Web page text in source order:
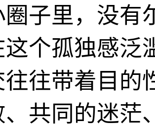
圈子里，没有
这个孤独感泛
往往带着目的
、共同的迷茫